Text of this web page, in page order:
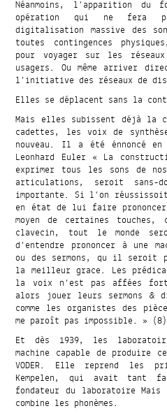
Néanmoins, l’apparition du
opération qui ne fera
digitalisation massive des
toutes contingences
pour voyager sur les
usagers. Ou même arriver
l’initiative des réseaux de
Elles se déplacent sans la
Mais elles subissent déjà la
cadettes, les voix de
nouveau. Il a été énnoncé
Leonhard Euler « La
exprimer tous les sons de
articulations, seroit sans-
importante. Si l’on
en état de lui faire
moyen de certaines touches,
clavecin, tout le monde
d’entendre prononcer à une
ou des sermons, qu il seroit
la meilleur grace. Les
la voix n‘est pas affées
alors jouer leurs sermons &
comme les organistes des
me paroît pas impossible. » (8)
Et dès 1939, les
machine capable de produire
VODER. Elle reprend les
Kempelen, qui avait tant
fondateur du laboratoire
combine les phonèmes.